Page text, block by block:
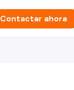
Contactar ahora